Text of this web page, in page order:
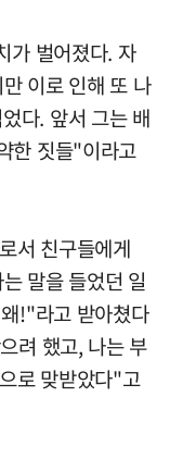
가 벌어졌다. 자
이로 인해 또 나
다. 앞서 그는 배
한 짓들"이라고
서 친구들에게
말을 들었던 일
!"라고 받아쳤다
려 했고, 나는 부
로 맞받았다"고